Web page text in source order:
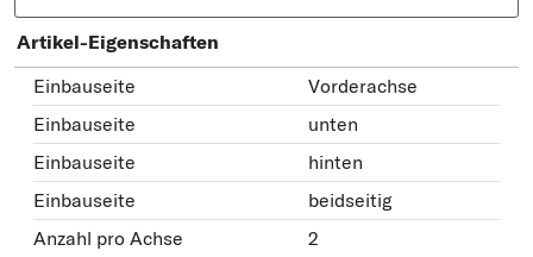
Artikel-Eigenschaften
Einbauseite
Vorderachse
Einbauseite
unten
Einbauseite
hinten
Einbauseite
beidseitig
Anzahl pro Achse
2